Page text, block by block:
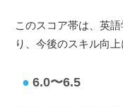
このスコア帯は、英
り、今後のスキル向
6.0〜6.5